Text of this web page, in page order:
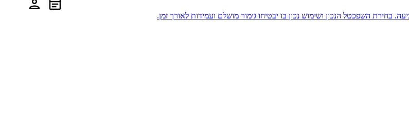
השפכטל הנכון ושימוש נכון בו יבטיחו גימור מושלם ועמידות לאורך זמן.